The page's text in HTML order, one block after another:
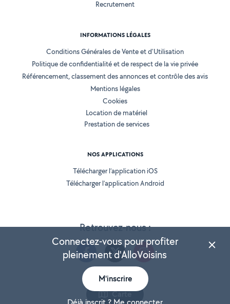
Carte
Retrouvez-nous :
Recrutement
INFORMATIONS LÉGALES
Conditions Générales de Vente et d'Utilisation
Politique de confidentialité et de respect de la vie privée
Référencement, classement des annonces et contrôle des avis
Mentions légales
Cookies
Location de matériel
Prestation de services
NOS APPLICATIONS
Télécharger l’application iOS
Télécharger l’application Android
Connectez-vous pour profiter
pleinement d'AlloVoisins
M'inscrire